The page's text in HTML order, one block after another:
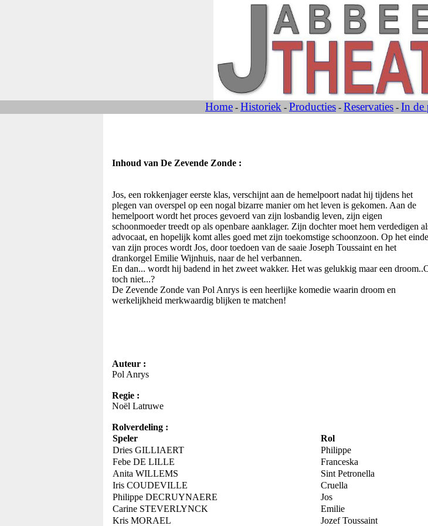
Home - Historiek - Producties - Reservaties - In de
Inhoud van De Zevende Zonde :
Jos, een rokkenjager eerste klas, verschijnt aan de hemelpoort nadat hij tijdens het
plegen van overspel op een nogal bizarre manier om het leven is gekomen. Aan de
hemelpoort wordt het proces gevoerd van zijn losbandig leven, zijn eigen
schoonmoeder treedt op als openbare aanklager. Zijn dochter moet hem verdedigen
advocaat, en hopelijk komt alles goed met zijn toekomstige schoonzoon. Op het einde
van zijn proces wordt Jos, door toedoen van de saaie Joseph Toussaint en het
drankorgel Emilie Wijnhuis, naar de hel verbannen.
En dan... wordt hij badend in het zweet wakker. Het was gelukkig maar een
toch niet...?
De Zevende Zonde van Pol Anrys is een heerlijke komedie waarin droom en
werkelijkheid merkwaardig blijken te matchen!
Auteur :
Pol Anrys
Regie :
Noël Latruwe
Rolverdeling :
Speler
Rol
Dries GILLIAERT
Philippe
Febe DE LILLE
Franceska
Anita WILLEMS
Sint Petronella
Iris COUDEVILLE
Cruella
Philippe DECRUYNAERE
Jos
Carine STEVERLYNCK
Emilie
Kris MORAEL
Jozef Toussaint